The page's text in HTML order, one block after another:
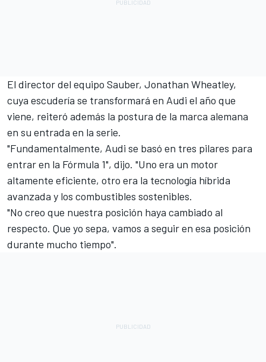
El director del equipo Sauber, Jonathan Wheatley,
cuya escudería se transformará en Audi el año que
viene, reiteró además la postura de la marca alemana
en su entrada en la serie.
"Fundamentalmente, Audi se basó en tres pilares para
entrar en la Fórmula 1", dijo. "Uno era un motor
altamente eficiente, otro era la tecnología híbrida
avanzada y los combustibles sostenibles.
"No creo que nuestra posición haya cambiado al
respecto. Que yo sepa, vamos a seguir en esa posición
durante mucho tiempo".